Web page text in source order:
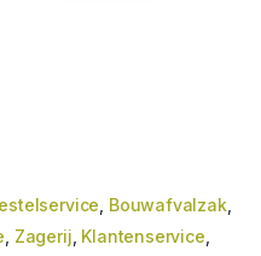
Bouwafvalzak,
Zagerij Klantenservice